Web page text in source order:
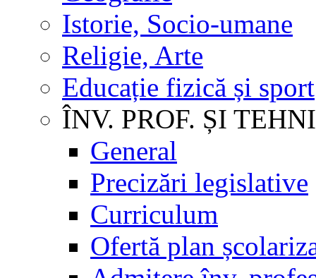
Istorie, Socio-umane
Religie, Arte
Educație fizică și sport
ÎNV. PROF. ȘI
General
Precizări legislative
Curriculum
Ofertă plan